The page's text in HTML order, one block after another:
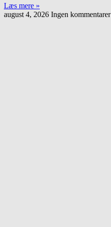
Læs mere »
august 4, 2026 Ingen kommentarer